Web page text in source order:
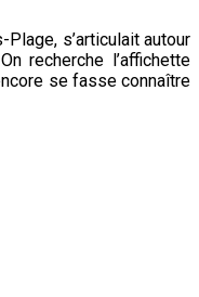
s’articulait autour
recherche l’affichette
se fasse connaître